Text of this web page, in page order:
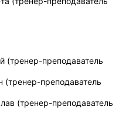
(тренер-преподаватель
(тренер-преподаватель
(тренер-преподаватель